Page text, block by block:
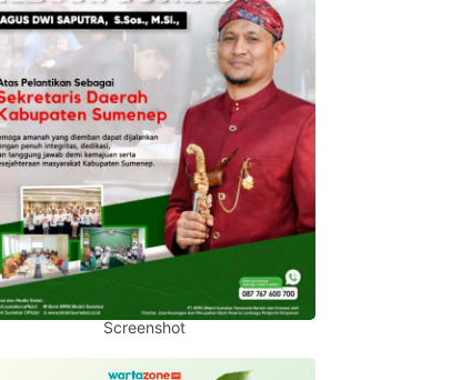
Screenshot